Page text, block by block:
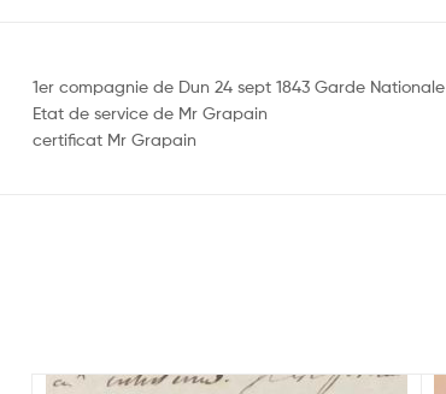
1er compagnie de Dun 24 sept 1843 Garde Nationale
Etat de service de Mr Grapain
certificat Mr Grapain